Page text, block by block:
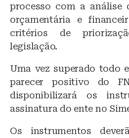
processo com a análise
orçamentária e
critérios de
legislação.
Uma vez superado todo
parecer positivo do
disponibilizará os
assinatura do ente no
Os instrumentos